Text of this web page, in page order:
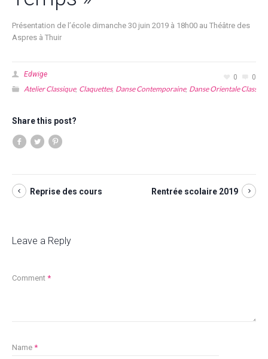
Présentation de l’école dimanche 30 juin 2019 à 18h00 au Théâtre des
Aspres à Thuir
0 0
Edwige
Atelier Classique, Claquettes, Danse Contemporaine, Danse Orientale
Share this post?
Reprise des cours Rentrée scolaire 2019
Leave a Reply
Comment *
Name *